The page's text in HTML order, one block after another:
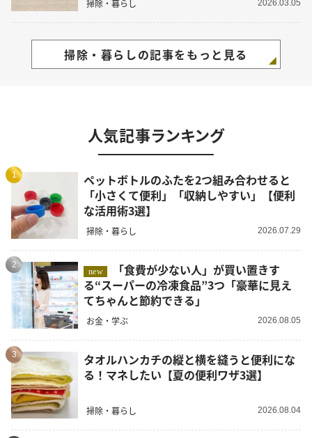
掃除・暮らし 2026.03.05
掃除・暮らしの記事をもっと見る
人気記事ランキング
1
ペットボトルのふたを2つ組み合わせると
「小さくて便利」「収納しやすい」【便利
な活用術3選】
掃除・暮らし 2026.07.29
2
new
る“スーパーの冷凍食品”3つ「豪華に見え
てちゃんと節約できる」
お金・学ぶ 2026.08.05
3
タオルハンカチの縦と横を縫うと便利にな
る！マネしたい【夏の便利ワザ3選】
掃除・暮らし 2026.08.04